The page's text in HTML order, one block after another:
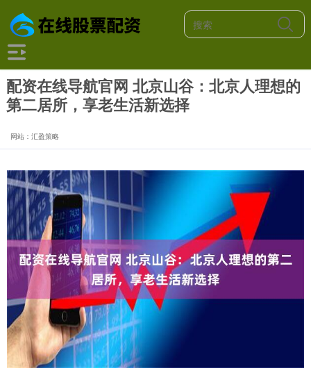
配资在线导航官网 北京山谷：北京人理想的
第二居所，享老生活新选择
网站：汇盈策略